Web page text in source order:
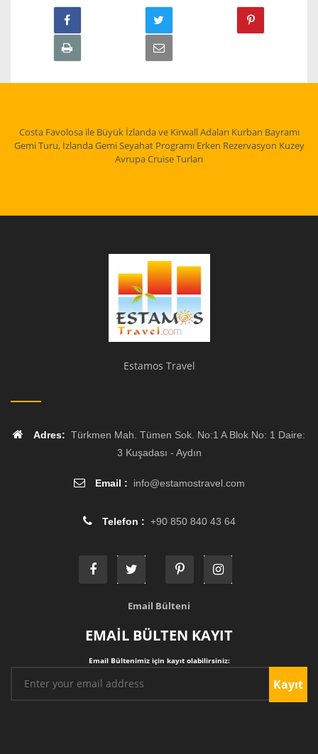
Costa Favolosa ile Büyük İzlanda ve Kirwall Adaları Kurban Bayramı
Gemi Turu, İzlanda Gemi Seyahat Programı Erken Rezervasyon Kuzey
Avrupa Cruise Turları
Estamos Travel
Adres: Türkmen Mah. Tümen Sok. No:1 A Blok No: 1 Daire:
3 Kuşadası - Aydın
Email : info@estamostravel.com
Telefon : +90 850 840 43 64
Email Bülteni
EMAİL BÜLTEN KAYIT
Email Bültenimiz için kayıt olabilirsiniz:
Kayıt